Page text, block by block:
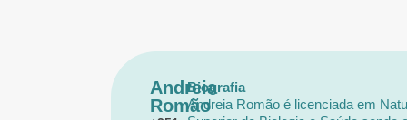
Andreia
Romão
Biografia
Andreia Romão é licenciada em